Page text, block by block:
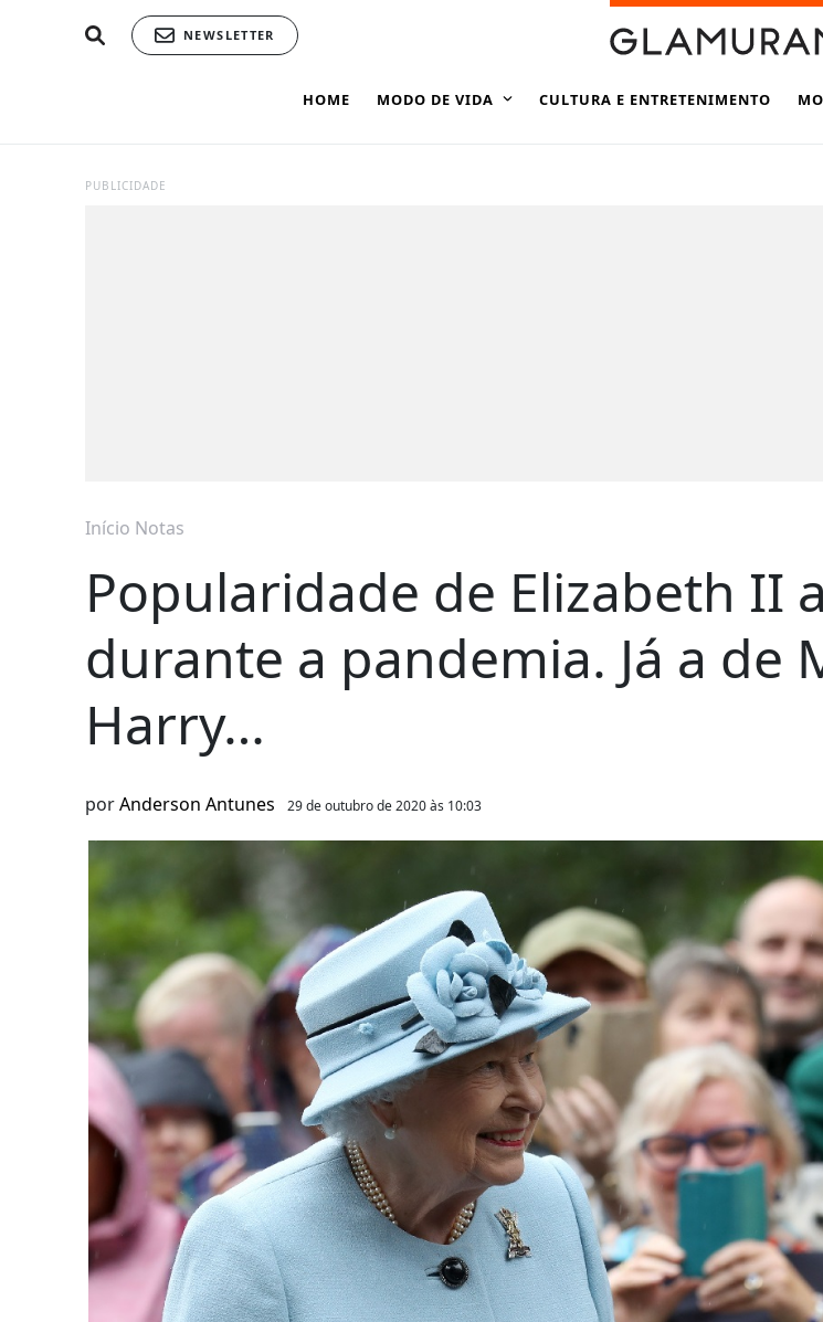
NEWSLETTER
HOME MODO DE VIDA CULTURA E ENTRETENIMENTO
PUBLICIDADE
Início Notas
Popularidade de Elizabeth II
durante a pandemia. Já a de
Harry…
porAnderson Antunes 29 de outubro de 2020 às 10:03